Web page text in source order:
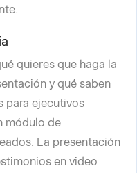
quieres que haga la
y qué saben
para ejecutivos
módulo de
La presentación
en video